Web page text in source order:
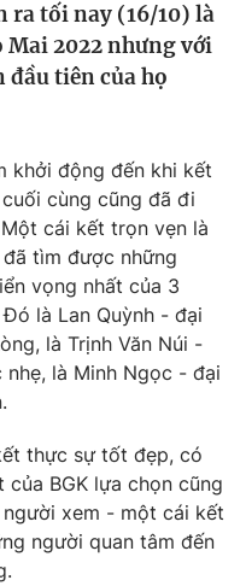
ra tối nay (16/10) là
Mai 2022 nhưng với
đầu tiên của họ
khởi động đến khi kết
cùng cũng đã đi
cái kết trọn vẹn là
tìm được những
vọng nhất của 3
là Lan Quỳnh - đại
là Trịnh Văn Núi -
là Minh Ngọc - đại
thực sự tốt đẹp, có
BGK lựa chọn cũng
xem - một cái kết
người quan tâm đến